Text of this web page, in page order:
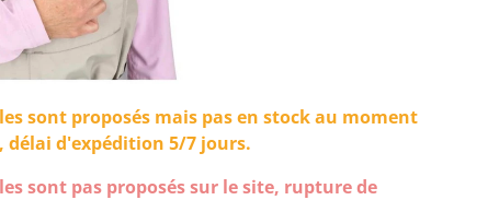
sont proposés mais pas en stock au moment
délai d'expédition 5/7 jours.
sont pas proposés sur le site, rupture de